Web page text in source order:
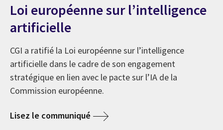
Loi européenne sur l’intelligence
artificielle
CGI a ratifié la Loi européenne sur l’intelligence
artificielle dans le cadre de son engagement
stratégique en lien avec le pacte sur l’IA de la
Commission européenne.
Lisez le communiqué